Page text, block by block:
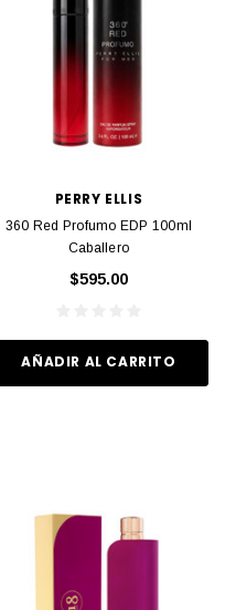
PERRY ELLIS
360 Red Profumo EDP 100ml
Caballero
$595.00
AÑADIR AL CARRITO